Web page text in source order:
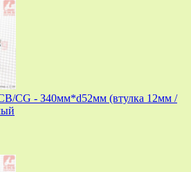
CG - З40мм*d52мм (втулка 12мм /